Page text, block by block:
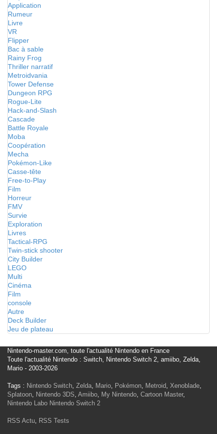
Application
Rumeur
Livre
VR
Flipper
Bac à sable
Rainy Frog
Thriller narratif
Metroidvania
Tower Defense
Dungeon RPG
Rogue-Lite
Hack-and-Slash
Cascade
Battle Royale
Moba
Coopération
Mecha
Pokémon-Like
Casse-tête
Free-to-Play
Film
Horreur
FMV
Survie
Exploration
Livres
Tactical-RPG
Twin-stick shooter
City Builder
LEGO
Multi
Cinéma
Film
console
Autre
Deck Builder
Jeu de plateau
Nintendo-master.com, toute l'actualité Nintendo en France
Toute l'actualité Nintendo : Switch, Nintendo Switch 2, amiibo, Zelda,
Mario - 2003-2026
Tags : Nintendo Switch, Zelda, Mario, Pokémon, Metroid, Xenoblade,
Splatoon, Nintendo 3DS, Amiibo, My Nintendo, Cartoon Master,
Nintendo Labo Nintendo Switch 2
RSS Actu, RSS Tests